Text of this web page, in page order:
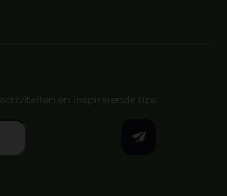
en inspirerende tips